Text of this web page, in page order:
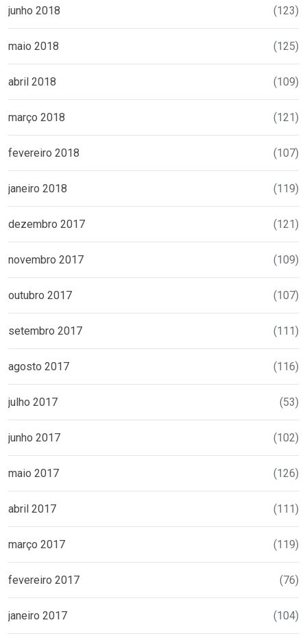
junho 2018 (123)
maio 2018 (125)
abril 2018 (109)
março 2018 (121)
fevereiro 2018 (107)
janeiro 2018 (119)
dezembro 2017 (121)
novembro 2017 (109)
outubro 2017 (107)
setembro 2017 (111)
agosto 2017 (116)
julho 2017 (53)
junho 2017 (102)
maio 2017 (126)
abril 2017 (111)
março 2017 (119)
fevereiro 2017 (76)
janeiro 2017 (104)